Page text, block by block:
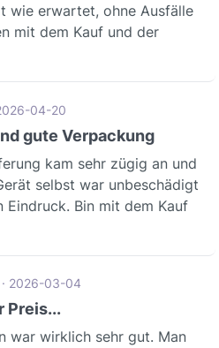
wie erwartet, ohne Ausfälle
mit dem Kauf und der
von 5 von 5 Sternen
04-20
gute Verpackung
kam sehr zügig an und
selbst war unbeschädigt
Eindruck. Bin mit dem Kauf
Bewertung von 4 von 5 Sternen
· 2026-03-04
Preis...
war wirklich sehr gut. Man